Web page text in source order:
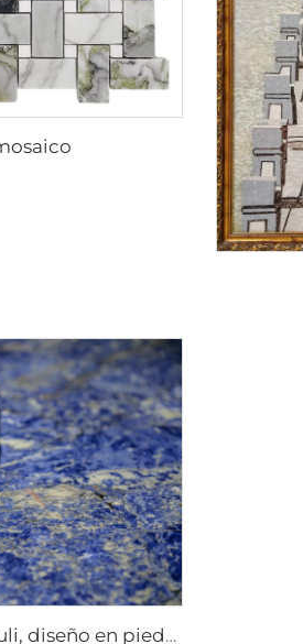
Mesa de piedra lapislázuli, diseño en piedra, mesa de comedor de piedra, muebles de piedra